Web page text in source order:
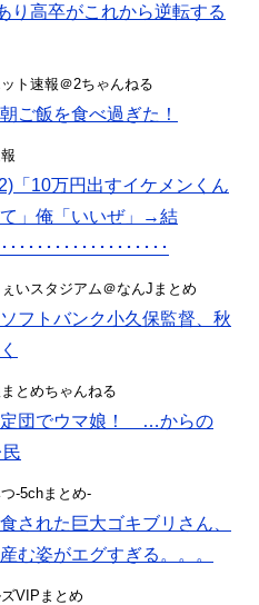
り高卒がこれから逆転する
ト速報＠2ちゃんねる
ご飯を食べ過ぎた！
「10万円出すイケメンくん
」俺「いいぜ」→結
･････････････････
いスタジアム＠なんJまとめ
フトバンク小久保監督、秋
とめちゃんねる
定団でウマ娘！ …からの
-5chまとめ-
された巨大ゴキブリさん、
む姿がエグすぎる。。。
VIPまとめ